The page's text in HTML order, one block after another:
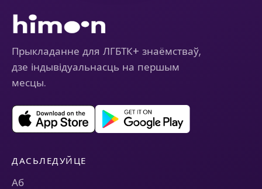
Прыкладанне для ЛГБТК+ знаёмстваў,
дзе індывідуальнасць на першым
месцы.
ДАСЬЛЕДУЙЦЕ
Аб